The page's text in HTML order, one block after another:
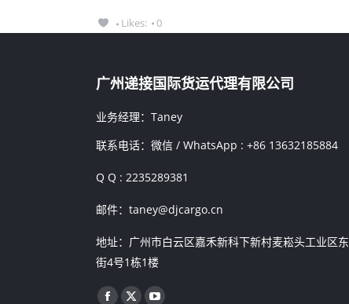
Likes: 0
广州递接国际货运代理有限公司
业务经理：Taney
联系电话：微信 / WhatsApp : +86 13632185884
Q Q : 2235289381
邮件：taney@djcargo.cn
地址：广州市白云区嘉禾新科下新村麦崧头工业区东
街4号1栋1楼
找到我们：